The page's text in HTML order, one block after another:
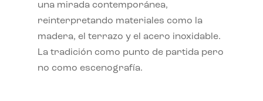
una mirada contemporánea,
reinterpretando materiales como la
madera, el terrazo y el acero inoxidable.
La tradición como punto de partida pero
no como escenografía.